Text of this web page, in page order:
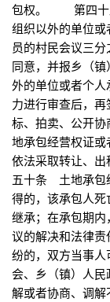
包权。 第四十
组织以外的单位
员的村民会议三
同意，并报乡（
外的单位或者个
力进行审查后，
标、拍卖、公开
地承包经营权证
依法采取转让、
五十条 土地承包
得的，该承包人
继承；在承包期
议的解决和法律
纷的，双方当事
会、乡（镇）人
解或者协商、调